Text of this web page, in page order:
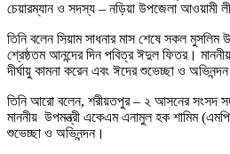
চেয়ারম্যান ও সদস্য – নড়িয়া উপজেলা
তিনি বলেন সিয়াম সাধনার মাস শেষে সকল মুসলিম
শ্রেষ্ঠতম আনন্দের দিন পবিত্র ঈদুল ফিতর। মাননীয়
দীর্ঘায়ু কামনা করেন এবং ঈদের শুভেচ্ছা ও
তিনি আরো বলেন, শরীয়তপুর – ২ আসনের সংসদ
মাননীয় উপমন্ত্রী একেএম এনামুল হক শামিম
শুভেচ্ছা ও অভিনন্দন।